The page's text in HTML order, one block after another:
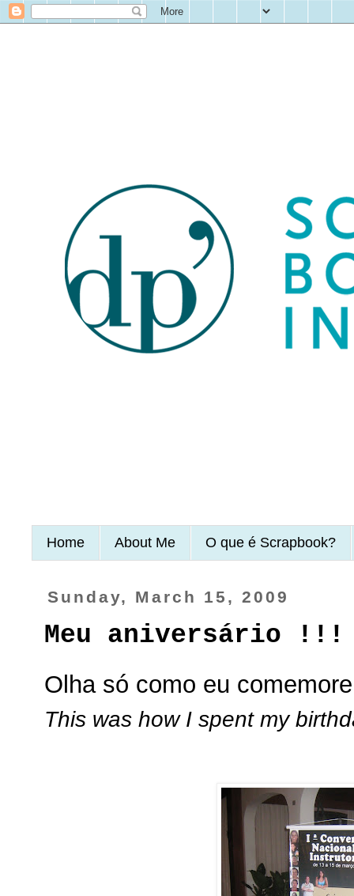
Home About Me O que é Scrapbook?
Sunday, March 15, 2009
Meu aniversário !!!
Olha só como eu
This was how I spent my